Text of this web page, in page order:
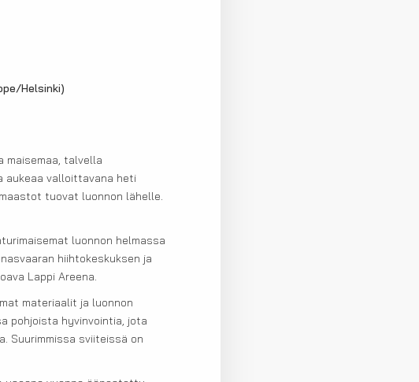
Helsinki)
maisemaa, talvella
aukeaa valloittavana heti
tuovat luonnon lähelle.
luonnon helmassa
hiihtokeskuksen ja
Lappi Areena.
materiaalit ja luonnon
pohjoista hyvinvointia, jota
Suurimmissa sviiteissä on